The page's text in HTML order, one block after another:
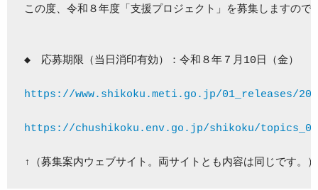
この度、令和８年度「支援プロジェクト」を募集しますので
◆　応募期限（当日消印有効）：令和８年７月10日（金）
https://www.shikoku.meti.go.jp/01_releases/
https://chushikoku.env.go.jp/shikoku/
↑（募集案内ウェブサイト。両サイトとも内容は同じです。）